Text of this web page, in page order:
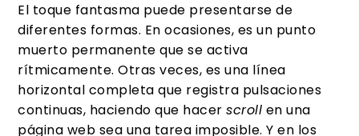
El toque fantasma puede presentarse de
diferentes formas. En ocasiones, es un punto
muerto permanente que se activa
rítmicamente. Otras veces, es una línea
horizontal completa que registra pulsaciones
continuas, haciendo que hacerscroll en una
página web sea una tarea imposible. Y en los